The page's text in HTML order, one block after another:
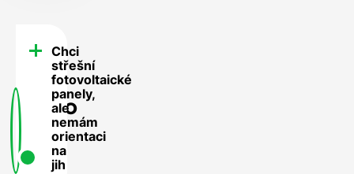
FAQ
-
Často
se
nás
Chci
střešní
fotovoltaické
panely,
ale
nemám
orientaci
na
jih